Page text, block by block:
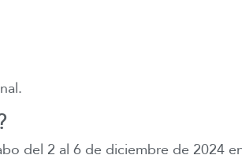
del 2 al 6 de diciembre de 2024